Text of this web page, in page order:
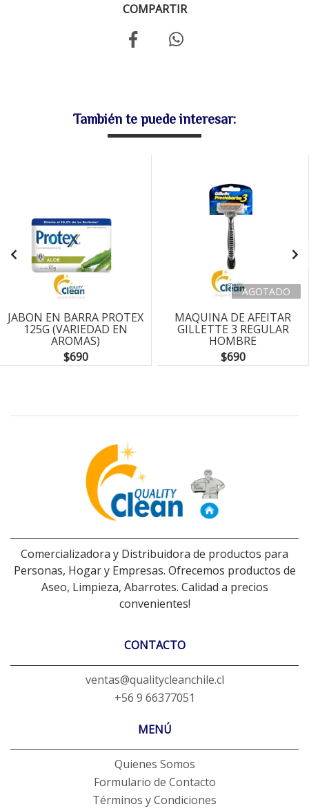
COMPARTIR
También te puede interesar:
JABON EN BARRA PROTEX
125G (VARIEDAD EN
AROMAS)
$690
AGOTADO
MAQUINA DE AFEITAR
GILLETTE 3 REGULAR
HOMBRE
$690
Comercializadora y Distribuidora de productos para
Personas, Hogar y Empresas. Ofrecemos productos de
Aseo, Limpieza, Abarrotes. Calidad a precios
convenientes!
CONTACTO
ventas@qualitycleanchile.cl
+56 9 66377051
MENÚ
Quienes Somos
Formulario de Contacto
Términos y Condiciones